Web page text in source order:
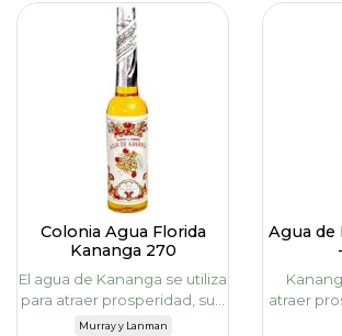
Colonia Agua Florida
Kananga 270
El agua de Kananga se utiliza
para atraer prosperidad, su...
Murray y Lanman
Agua de
atraer